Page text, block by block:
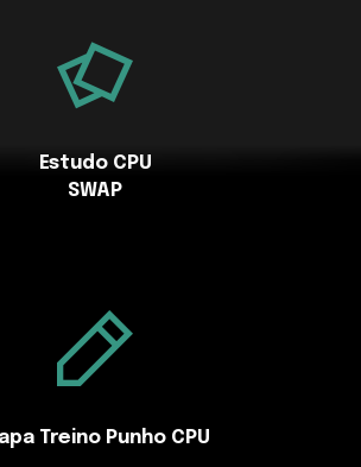
Estudo CPU
SWAP
Treino Punho CPU